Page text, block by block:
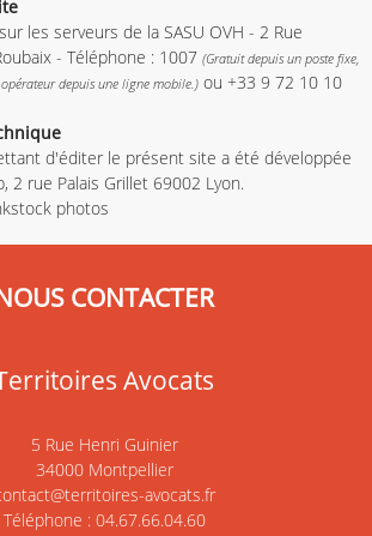
les serveurs de la SASU OVH - 2 Rue
- Téléphone : 1007 (Gratuit depuis un poste fixe,
depuis une ligne mobile.) ou +33 9 72 10 10
d'éditer le présent site a été développée
2 rue Palais Grillet 69002 Lyon.
photos
CONTACTER
Avocats
5 Rue Henri Guinier
34000 Montpellier
avocats.fr
Téléphone : 04.67.66.04.60